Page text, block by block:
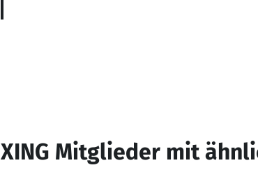
XING Mitglieder mit